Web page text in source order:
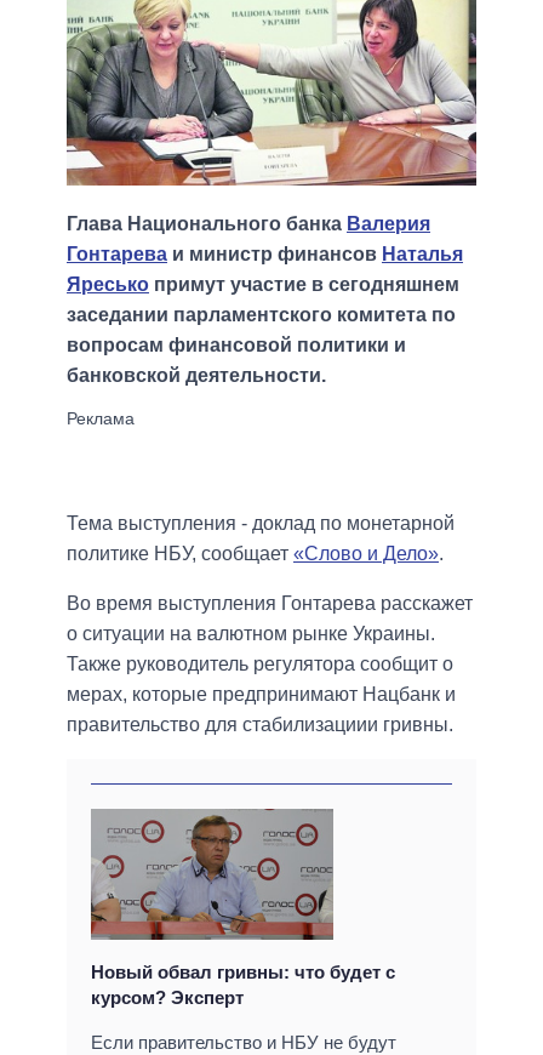
Глава Национального банка Валерия
Гонтарева и министр финансов Наталья
Яресько примут участие в сегодняшнем
заседании парламентского комитета по
вопросам финансовой политики и
банковской деятельности.
Тема выступления - доклад по монетарной
политике НБУ, сообщает «Слово и Дело».
Во время выступления Гонтарева расскажет
о ситуации на валютном рынке Украины.
Также руководитель регулятора сообщит о
мерах, которые предпринимают Нацбанк и
правительство для стабилизациии гривны.
Новый обвал гривны: что будет с
курсом? Эксперт
Если правительство и НБУ не будут